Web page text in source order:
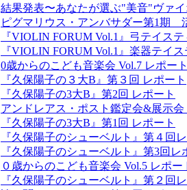
結果発表〜あなたが選ぶ"美音"ヴァ
ピグマリウス・アンバサダー第1期
『VIOLIN FORUM Vol.1』弓テイス
『VIOLIN FORUM Vol.1』楽器テイ
0歳からのこども音楽会 Vol.7 レポート
『久保陽子の３大B』第３回 レポート
『久保陽子の3大B』第2回 レポート
アンドレアス・ポスト鑑定会&展示会
『久保陽子の3大B』第1回 レポート
『久保陽子のシューベルト』第４回
『久保陽子のシューベルト』第3回レ
０歳からのこども音楽会 Vol.5 レポー
『久保陽子のシューベルト』第２回